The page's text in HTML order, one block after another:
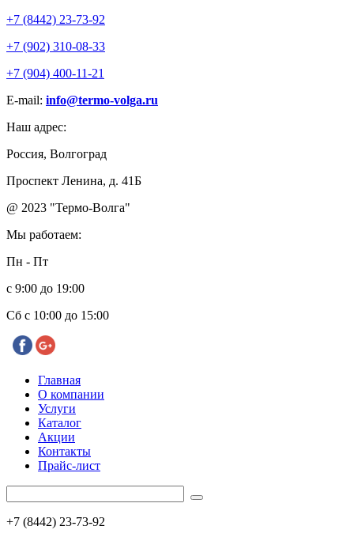
+7 (8442) 23-73-92
+7 (902) 310-08-33
+7 (904) 400-11-21
E-mail: info@termo-volga.ru
Наш адрес:
Россия, Волгоград
Проспект Ленина, д. 41Б
@ 2023 "Термо-Волга"
Мы работаем:
Пн - Пт
с 9:00 до 19:00
Сб с 10:00 до 15:00
Главная
О компании
Услуги
Каталог
Акции
Контакты
Прайс-лист
+7 (8442) 23-73-92